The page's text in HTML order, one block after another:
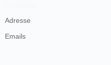
Adresse
Emails